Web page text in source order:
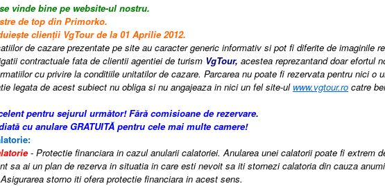
se vinde bine pe website-ul nostru.
de top din Primorko.
clienții VgTour de la 01 Aprilie 2012.
de cazare prezentate pe site au caracter generic informativ si pot fi diferite de imaginile
contractuale fata de clientii agentiei de turism VgTour, acestea reprezantand doar efortul
cu privire la conditiile unitatilor de cazare. Parcarea nu poate fi rezervata pentru nici o
legata de acest subiect nu obliga si nu angajeaza in nici un fel site-ul www.vgtour.ro catre
pentru sejurul următor! Fără comisioane de rezervare.
cu anulare GRATUITĂ pentru cele mai multe camere!
- Protectie financiara in cazul anularii calatoriei. Anularea unei calatorii poate fi extrem
sa ai un plan de rezerva in situatia in care esti nevoit sa iti stornezi calatoria din cauza
storno iti ofera protectie financiara in acest sens.